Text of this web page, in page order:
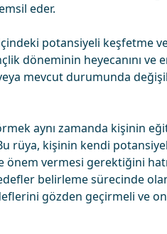
eder.
potansiyeli keşfetme
döneminin heyecanını ve
mevcut durumunda
aynı zamanda kişinin
rüya, kişinin kendi
vermesi gerektiğini
belirleme sürecinde
gözden geçirmeli ve